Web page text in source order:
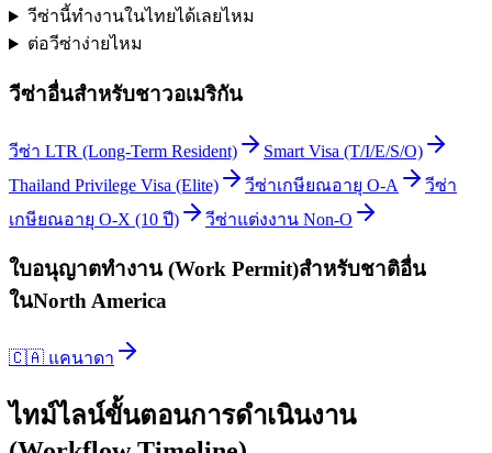
วีซ่านี้ทำงานในไทยได้เลยไหม
ต่อวีซ่าง่ายไหม
วีซ่าอื่นสำหรับชาวอเมริกัน
วีซ่า LTR (Long-Term Resident)
Smart Visa (T/I/E/S/O)
Thailand Privilege Visa (Elite)
วีซ่าเกษียณอายุ O-A
วีซ่า
เกษียณอายุ O-X (10 ปี)
วีซ่าแต่งงาน Non-O
ใบอนุญาตทำงาน (Work Permit)สำหรับชาติอื่น
ในNorth America
🇨🇦 แคนาดา
ไทม์ไลน์ขั้นตอนการดำเนินงาน